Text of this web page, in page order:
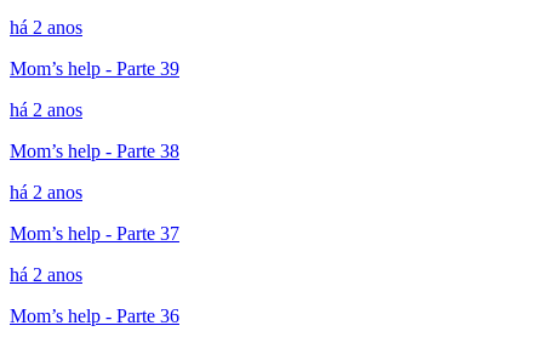
há 2 anos
Mom’s help - Parte 39
há 2 anos
Mom’s help - Parte 38
há 2 anos
Mom’s help - Parte 37
há 2 anos
Mom’s help - Parte 36